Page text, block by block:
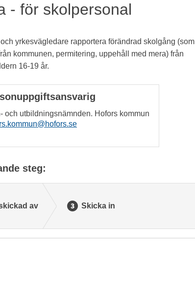
- för skolpersonal
yrkesvägledare rapportera förändrad skolgång (som
kommunen, permitering, uppehåll med mera) från
16-19 år.
och utbildningsnämnden. Hofors kommun
steg:
av Skicka in